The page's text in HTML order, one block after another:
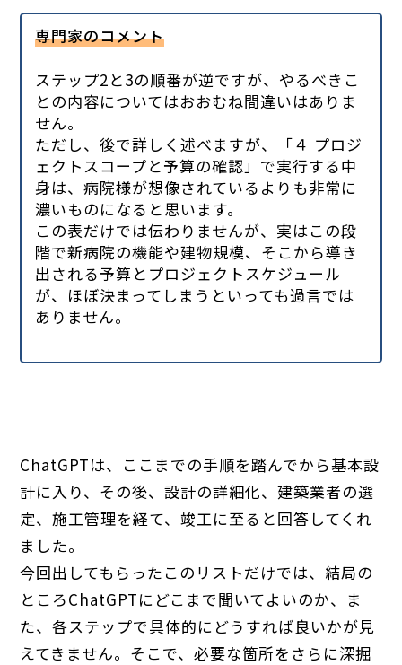
専門家のコメント
ステップ2と3の順番が逆ですが、やるべきこ
との内容についてはおおむね間違いはありま
せん。
ただし、後で詳しく述べますが、「４ プロジ
ェクトスコープと予算の確認」で実行する中
身は、病院様が想像されているよりも非常に
濃いものになると思います。
この表だけでは伝わりませんが、実はこの段
階で新病院の機能や建物規模、そこから導き
出される予算とプロジェクトスケジュール
が、ほぼ決まってしまうといっても過言では
ありません。
ChatGPTは、ここまでの手順を踏んでから基本設
計に入り、その後、設計の詳細化、建築業者の選
定、施工管理を経て、竣工に至ると回答してくれ
ました。
今回出してもらったこのリストだけでは、結局の
ところChatGPTにどこまで聞いてよいのか、ま
た、各ステップで具体的にどうすれば良いかが見
えてきません。そこで、必要な箇所をさらに深掘